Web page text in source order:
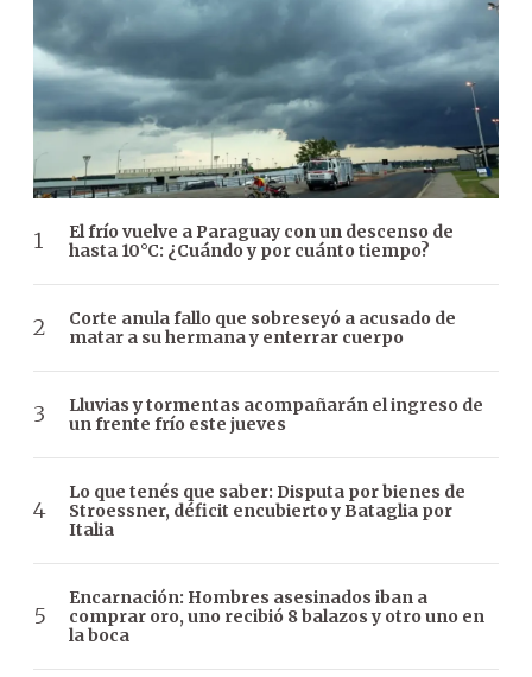
El frío vuelve a Paraguay con un descenso de
hasta 10°C: ¿Cuándo y por cuánto tiempo?
Corte anula fallo que sobreseyó a acusado de
matar a su hermana y enterrar cuerpo
Lluvias y tormentas acompañarán el ingreso de
un frente frío este jueves
Lo que tenés que saber: Disputa por bienes de
Stroessner, déficit encubierto y Bataglia por
Italia
Encarnación: Hombres asesinados iban a
comprar oro, uno recibió 8 balazos y otro uno en
la boca